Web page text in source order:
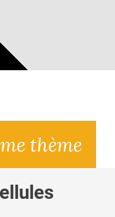
thème